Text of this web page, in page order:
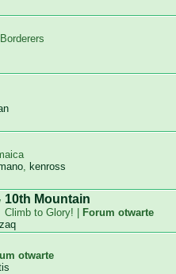
, kenross
10th Mountain
Climb to Glory! |
Forum otwarte
otwarte